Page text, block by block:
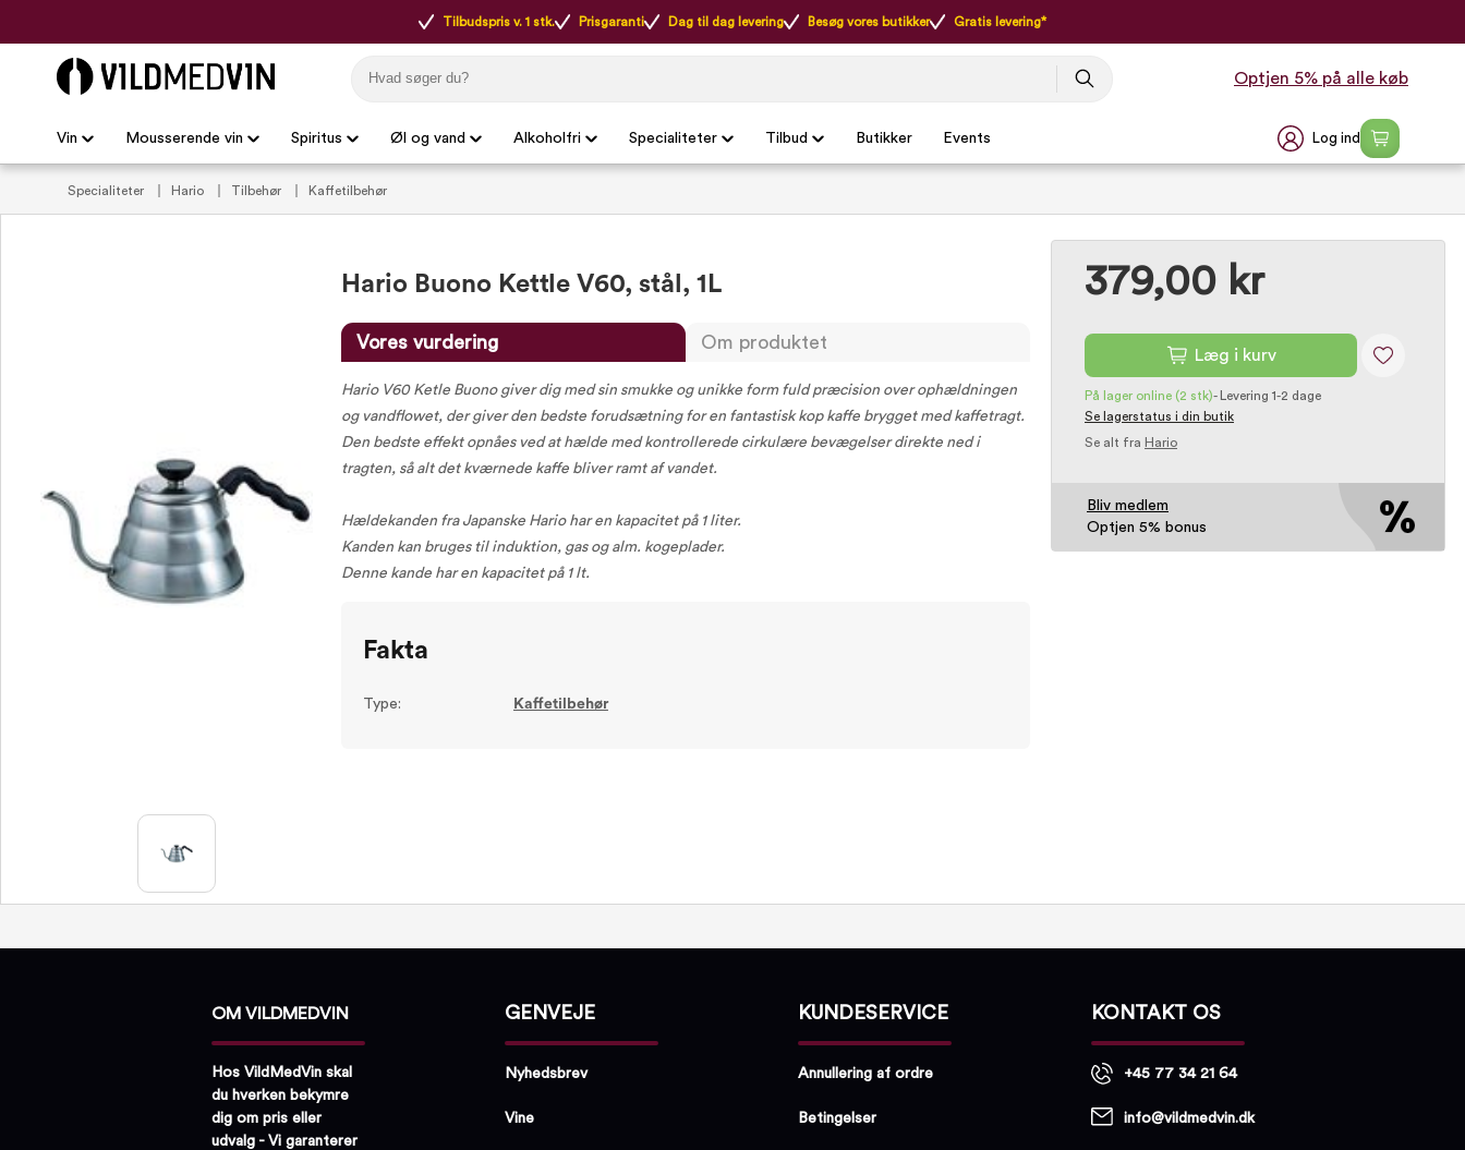
Tilbudspris v. 1 stk. Prisgaranti Dag til dag levering Besøg vores butikker Gratis levering*
Optjen 5% på alle køb
Vin Mousserende vin Spiritus Øl og vand Alkoholfri Specialiteter Tilbud Butikker Events Log ind
Specialiteter Hario Tilbehør Kaffetilbehør
379,00 kr
Læg i kurv
På lager online (2 stk)-
Levering 1-2 dage
Se lagerstatus i din butik
Se alt fra Hario
Bliv medlem
Optjen 5% bonus
Hario Buono Kettle V60, stål, 1L
Vores vurdering Om produktet
Hario V60 Ketle Buono giver dig med sin smukke og unikke form fuld præcision over ophældningen
og vandflowet, der giver den bedste forudsætning for en fantastisk kop kaffe brygget med kaffetragt.
Den bedste effekt opnåes ved at hælde med kontrollerede cirkulære bevægelser direkte ned i
tragten, så alt det kværnede kaffe bliver ramt af vandet.
Hældekanden fra Japanske Hario har en kapacitet på 1 liter.
Kanden kan bruges til induktion, gas og alm. kogeplader.
Denne kande har en kapacitet på 1 lt.
Fakta
Type: Kaffetilbehør
OM VILDMEDVIN
Hos VildMedVin skal
du hverken bekymre
dig om pris eller
udvalg - Vi garanterer
GENVEJE
Nyhedsbrev
Vine
KUNDESERVICE
Annullering af ordre
Betingelser
KONTAKT OS
+45 77 34 21 64
info@vildmedvin.dk